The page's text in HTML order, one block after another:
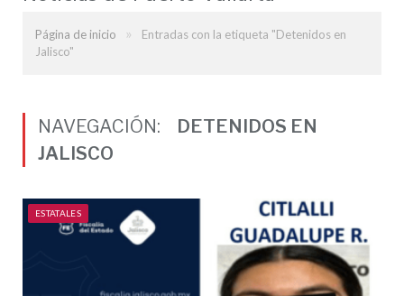
Página de inicio »
Entradas con la etiqueta "Detenidos en
Jalisco"
NAVEGACIÓN:
DETENIDOS EN
JALISCO
ESTATALES